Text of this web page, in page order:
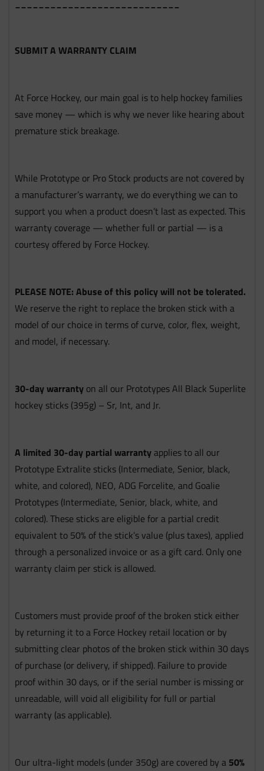
SUBMIT A WARRANTY CLAIM
At Force Hockey, our main goal is to help hockey families
save money — which is why we never like hearing about
premature stick breakage.
While Prototype or Pro Stock products are not covered by
a manufacturer’s warranty, we do everything we can to
support you when a product doesn’t last as expected. This
warranty coverage — whether full or partial — is a
courtesy offered by Force Hockey.
PLEASE NOTE: Abuse of this policy will not be tolerated.
We reserve the right to replace the broken stick with a
model of our choice in terms of curve, color, flex, weight,
and model, if necessary.
30-day warranty on all our Prototypes All Black Superlite
hockey sticks (395g) – Sr, Int, and Jr.
A limited 30-day partial warranty applies to all our
Prototype Extralite sticks (Intermediate, Senior, black,
white, and colored), NEO, ADG Forcelite, and Goalie
Prototypes (Intermediate, Senior, black, white, and
colored). These sticks are eligible for a partial credit
equivalent to 50% of the stick’s value (plus taxes), applied
through a personalized invoice or as a gift card. Only one
warranty claim per stick is allowed.
Customers must provide proof of the broken stick either
by returning it to a Force Hockey retail location or by
submitting clear photos of the broken stick within 30 days
of purchase (or delivery, if shipped). Failure to provide
proof within 30 days, or if the serial number is missing or
unreadable, will void all eligibility for full or partial
warranty (as applicable).
Our ultra-light models (under 350g) are covered by a 50%